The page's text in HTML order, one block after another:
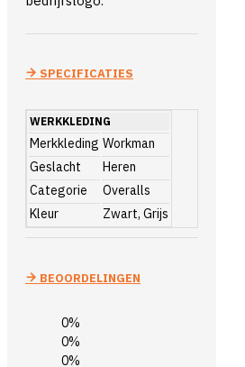
SPECIFICATIES
WERKKLEDING
Merkkleding Workman
Geslacht
Heren
Categorie
Overalls
Kleur
Zwart, Grijs
BEOORDELINGEN
0%
0%
0%